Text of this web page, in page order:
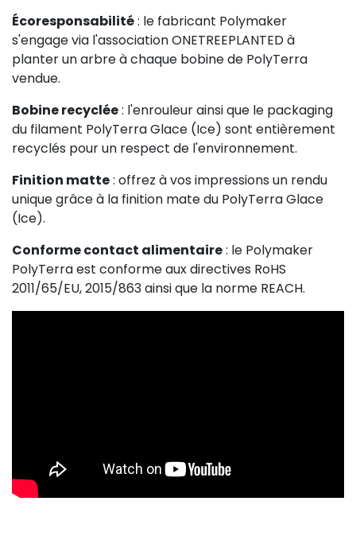
Écoresponsabilité: le fabricant Polymaker
s'engage via l'association ONETREEPLANTED à
planter un arbre à chaque bobine de PolyTerra
vendue.
Bobine recyclée: l'enrouleur ainsi que le packaging
du filament PolyTerra Glace (Ice) sont entièrement
recyclés pour un respect de l'environnement.
Finition matte: offrez à vos impressions un rendu
unique grâce à la finition mate du PolyTerra Glace
(Ice).
Conforme contact alimentaire: le Polymaker
PolyTerra est conforme aux directives RoHS
2011/65/EU, 2015/863 ainsi que la norme REACH.